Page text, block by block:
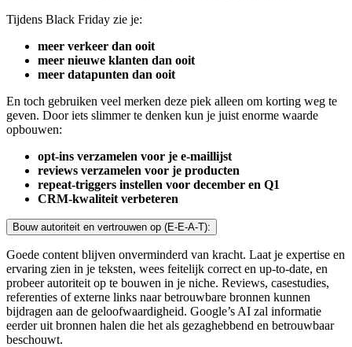
Tijdens Black Friday zie je:
meer verkeer dan ooit
meer nieuwe klanten dan ooit
meer datapunten dan ooit
En toch gebruiken veel merken deze piek alleen om korting weg te
geven. Door iets slimmer te denken kun je juist enorme waarde
opbouwen:
opt-ins verzamelen voor je e-maillijst
reviews verzamelen voor je producten
repeat-triggers instellen voor december en Q1
CRM-kwaliteit verbeteren
Bouw autoriteit en vertrouwen op (E-E-A-T):
Goede content blijven onverminderd van kracht. Laat je expertise en
ervaring zien in je teksten, wees feitelijk correct en up-to-date, en
probeer autoriteit op te bouwen in je niche. Reviews, casestudies,
referenties of externe links naar betrouwbare bronnen kunnen
bijdragen aan de geloofwaardigheid. Google’s AI zal informatie
eerder uit bronnen halen die het als gezaghebbend en betrouwbaar
beschouwt.